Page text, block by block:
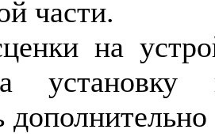
части.
на
установку